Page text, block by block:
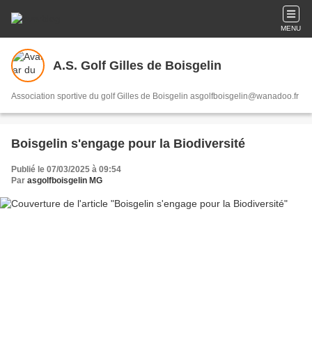
MENU
A.S. Golf Gilles de Boisgelin
Association sportive du golf Gilles de Boisgelin asgolfboisgelin@wanadoo.fr
Boisgelin s'engage pour la Biodiversité
Publié le 07/03/2025 à 09:54
Par asgolfboisgelin MG